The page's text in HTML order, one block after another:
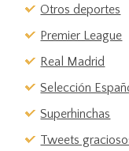
Otros deportes
Premier League
Real Madrid
Selección
Superhinchas
Tweets